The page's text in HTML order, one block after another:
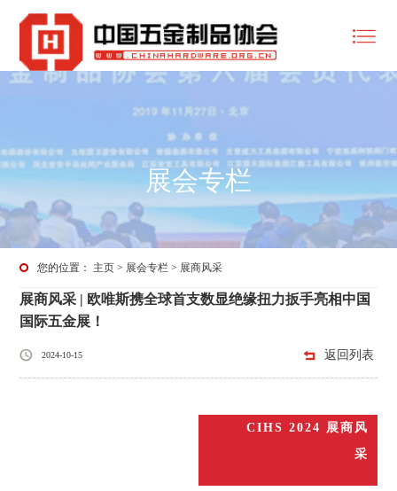
展会专栏
您的位置： 主页 > 展会专栏 > 展商风采
展商风采 | 欧唯斯携全球首支数显绝缘扭力扳手亮相中国
国际五金展！
2024-10-15 返回列表
CIHS 2024 展商风
采